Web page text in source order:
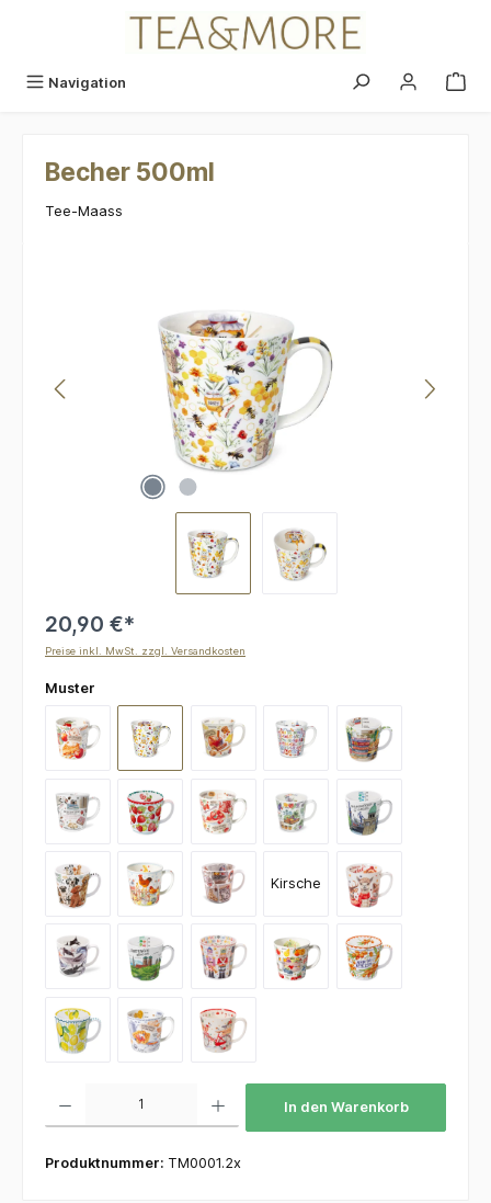
Navigation
Becher 500ml
Tee-Maass
20,90 €*
Preise inkl. MwSt. zzgl. Versandkosten
Muster
ApfelkuchenBienenliebeBratäpfel Buntes MeerBücherliebe
BücherwurmErdbeere ErdbeerkuchenGemüsegartenHamburg
HundebandeHühnerglückKatzenfamilie
Kirsche
Kuschelparade
MeeresbewohnerMünchen PanoramaNussknackerfreunde
ObstgartenSommerlaune
Sommerlaune ZitroneWaffeln Nordisch Blau
Winterfahrrad
In den Warenkorb
Produktnummer: TM0001.2x